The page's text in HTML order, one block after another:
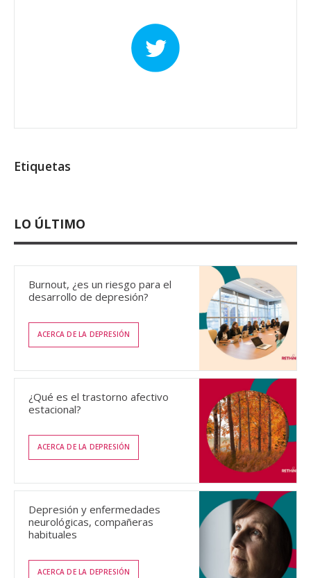
Etiquetas
LO ÚLTIMO
Burnout, ¿es un riesgo para el
desarrollo de depresión?
ACERCA DE LA DEPRESIÓN
¿Qué es el trastorno afectivo
estacional?
ACERCA DE LA DEPRESIÓN
Depresión y enfermedades
neurológicas, compañeras
habituales
ACERCA DE LA DEPRESIÓN